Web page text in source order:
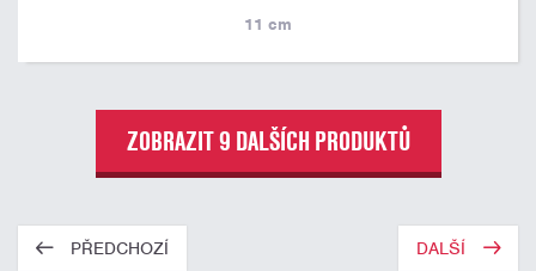
11 cm
ZOBRAZIT 9 DALŠÍCH PRODUKTŮ
PŘEDCHOZÍ DALŠÍ